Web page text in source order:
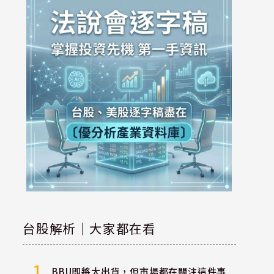
台股解析｜大家都在看
BBU即將大出貨，但市場都在關注這件事